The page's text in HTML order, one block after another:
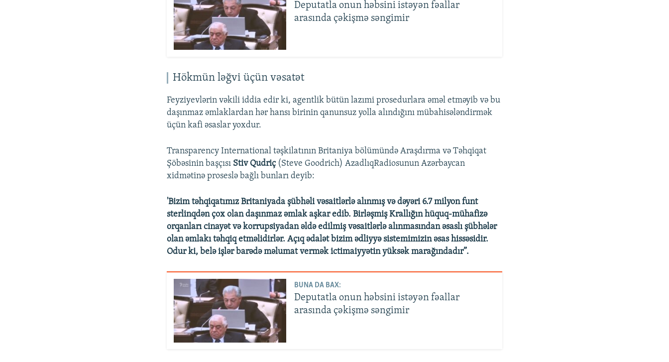
Deputatla onun həbsini istəyən fəallar
arasında çəkişmə səngimir
Hökmün ləğvi üçün vəsatət
Feyziyevlərin vəkili iddia edir ki, agentlik bütün lazımi prosedurlara əməl etməyib və bu
daşınmaz əmlaklardan hər hansı birinin qanunsuz yolla alındığını mübahisələndirmək
üçün kafi əsaslar yoxdur.
Transparency International təşkilatının Britaniya bölümündə Araşdırma və Təhqiqat
Şöbəsinin başçısı Stiv Qudriç(Steve Goodrich) AzadlıqRadiosunun Azərbaycan
xidmətinə proseslə bağlı bunları deyib:
'Bizim təhqiqatımız Britaniyada şübhəli vəsaitlərlə alınmış və dəyəri 6.7 milyon funt
sterlinqdən çox olan daşınmaz əmlak aşkar edib. Birləşmiş Krallığın hüquq-mühafizə
orqanları cinayət və korrupsiyadan əldə edilmiş vəsaitlərlə alınmasından əsaslı şübhələr
olan əmlakı təhqiq etməlidirlər. Açıq ədalət bizim ədliyyə sistemimizin əsas hissəsidir.
Odur ki, belə işlər barədə məlumat vermək ictimaiyyətin yüksək marağındadır”.
BUNA DA BAX:
Deputatla onun həbsini istəyən fəallar
arasında çəkişmə səngimir